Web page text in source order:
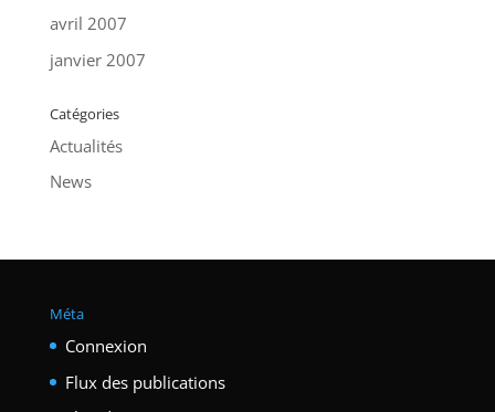
avril 2007
janvier 2007
Catégories
Actualités
News
Méta
Connexion
Flux des publications